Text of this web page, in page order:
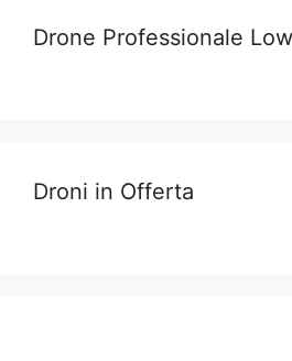
Drone Professionale
Droni in Offerta